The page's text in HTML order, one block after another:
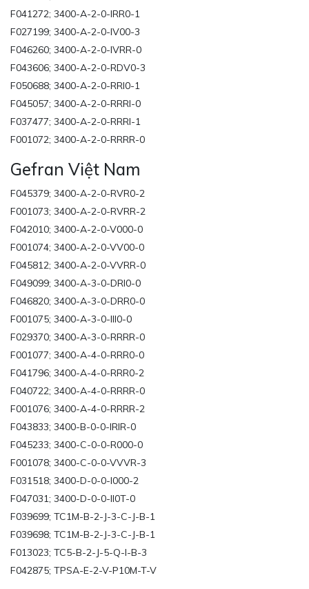
F041272; 3400-A-2-0-IRR0-1
F027199; 3400-A-2-0-IV00-3
F046260; 3400-A-2-0-IVRR-0
F043606; 3400-A-2-0-RDV0-3
F050688; 3400-A-2-0-RRI0-1
F045057; 3400-A-2-0-RRRI-0
F037477; 3400-A-2-0-RRRI-1
F001072; 3400-A-2-0-RRRR-0
Gefran Việt Nam
F045379; 3400-A-2-0-RVR0-2
F001073; 3400-A-2-0-RVRR-2
F042010; 3400-A-2-0-V000-0
F001074; 3400-A-2-0-VV00-0
F045812; 3400-A-2-0-VVRR-0
F049099; 3400-A-3-0-DRI0-0
F046820; 3400-A-3-0-DRR0-0
F001075; 3400-A-3-0-III0-0
F029370; 3400-A-3-0-RRRR-0
F001077; 3400-A-4-0-RRR0-0
F041796; 3400-A-4-0-RRR0-2
F040722; 3400-A-4-0-RRRR-0
F001076; 3400-A-4-0-RRRR-2
F043833; 3400-B-0-0-IRIR-0
F045233; 3400-C-0-0-R000-0
F001078; 3400-C-0-0-VVVR-3
F031518; 3400-D-0-0-I000-2
F047031; 3400-D-0-0-II0T-0
F039699; TC1M-B-2-J-3-C-J-B-1
F039698; TC1M-B-2-J-3-C-J-B-1
F013023; TC5-B-2-J-5-Q-I-B-3
F042875; TPSA-E-2-V-P10M-T-V